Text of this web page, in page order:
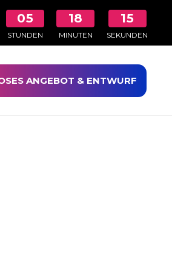
05
STUNDEN
18
MINUTEN
14
SEKUNDEN
ANGEBOT & ENTWURF